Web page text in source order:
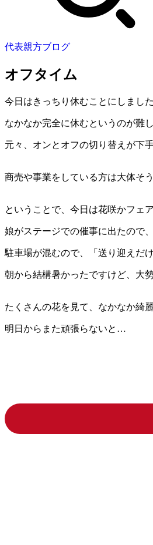
代表親方ブログ
オフタイム
今日はきっちり休むことにしました
なかなか完全に休むというのが難
元々、オンとオフの切り替えが下
商売や事業をしている方は大体そ
ということで、今日は花咲かフェ
娘がステージでの催事に出たので
駐車場が混むので、「送り迎えだ
朝から結構暑かったですけど、大
たくさんの花を見て、なかなか綺
明日からまた頑張らないと…